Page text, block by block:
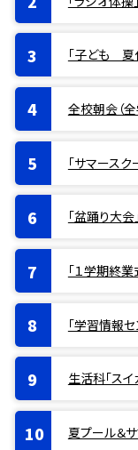
「子ども 夏
全校朝会（全
「サマースク
「盆踊り大会
「１学期終業
「学習情報
生活科「スイ
夏プール＆サ